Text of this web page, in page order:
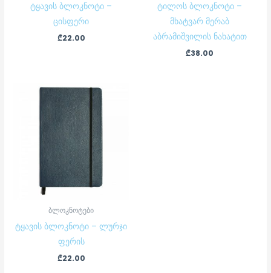
ტყავის ბლოკნოტი –
ცისფერი
₾22.00
ტილოს ბლოკნოტი –
მხატვარ მერაბ
აბრამიშვილის ნახატით
₾38.00
ბლოკნოტები
ტყავის ბლოკნოტი – ლურჯი
ფერის
₾22.00